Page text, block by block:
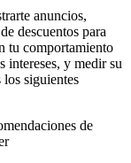
anuncios,
descuentos para
tu comportamiento
intereses, y medir su
siguientes
de